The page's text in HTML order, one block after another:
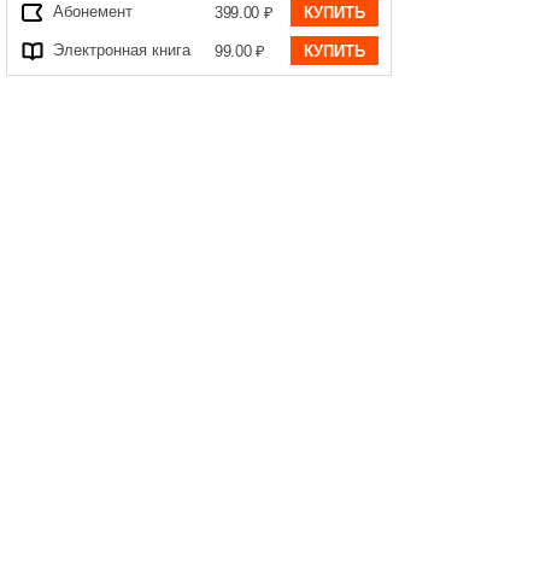
Абонемент 399.00 ₽ КУПИТЬ
Электронная книга 99.00 ₽ КУПИТЬ